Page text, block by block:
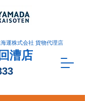
漕店
運株式会社 貨物代理店